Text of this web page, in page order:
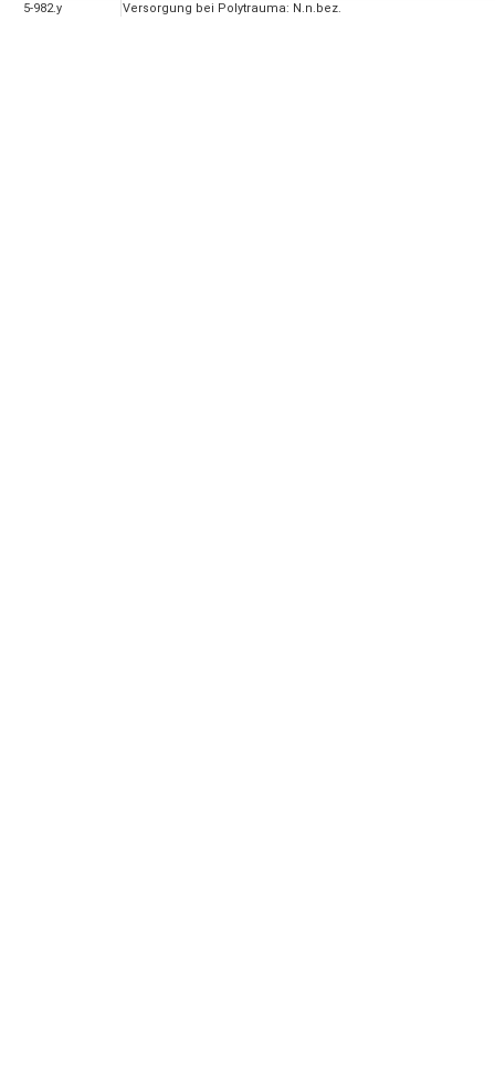
5-982.y
Versorgung bei Polytrauma: N.n.bez.